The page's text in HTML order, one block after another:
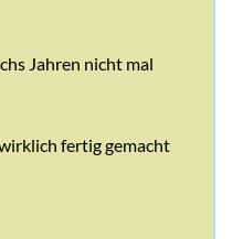
Jahren nicht mal
fertig gemacht